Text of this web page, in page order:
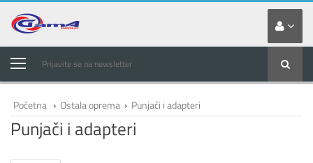
Prijavite se na newsletter
Početna › Ostala oprema › Punjači i adapteri
Punjači i adapteri